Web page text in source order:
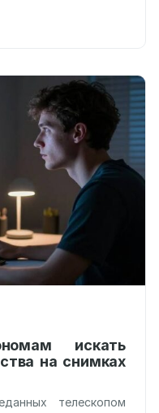
искать
на снимках
телескопом